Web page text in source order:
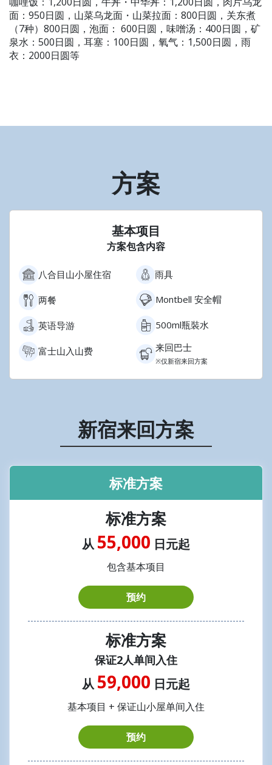
面：950日圆，山菜乌龙面・山菜拉面：800日圆，关东煮
（7种）800日圆，泡面： 600日圆，味噌汤：400日圆，矿
泉水：500日圆，耳塞：100日圆，氧气：1,500日圆，雨
衣：2000日圆等
方案
基本项目
方案包含内容
八合目山小屋住宿
两餐
英语导游
富士山入山费
雨具
Montbell 安全帽
500ml瓶裝水
来回巴士
※仅新宿来回方案
新宿来回方案
标准方案
标准方案
从 55,000 日元起
包含基本项目
预约
标准方案
保证2人单间入住
从 59,000 日元起
基本项目 + 保证山小屋单间入住
预约